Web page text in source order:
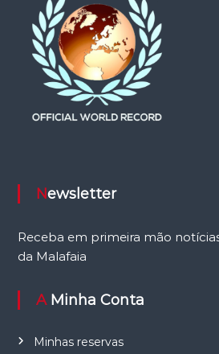
Newsletter
Receba em primeira mão
da Malafaia
A Minha Conta
Minhas reservas